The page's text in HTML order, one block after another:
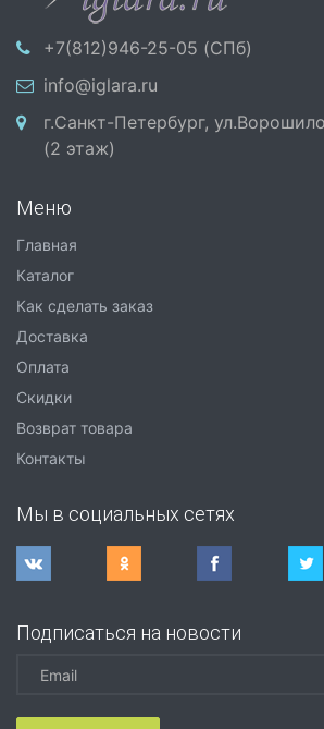
+7(812)946-25-05 (СПб)
info@iglara.ru
г.Санкт-Петербург,
(2 этаж)
Меню
Главная
Каталог
Как сделать заказ
Доставка
Оплата
Скидки
Возврат товара
Контакты
Мы в социальных сетях
Подписаться на новости